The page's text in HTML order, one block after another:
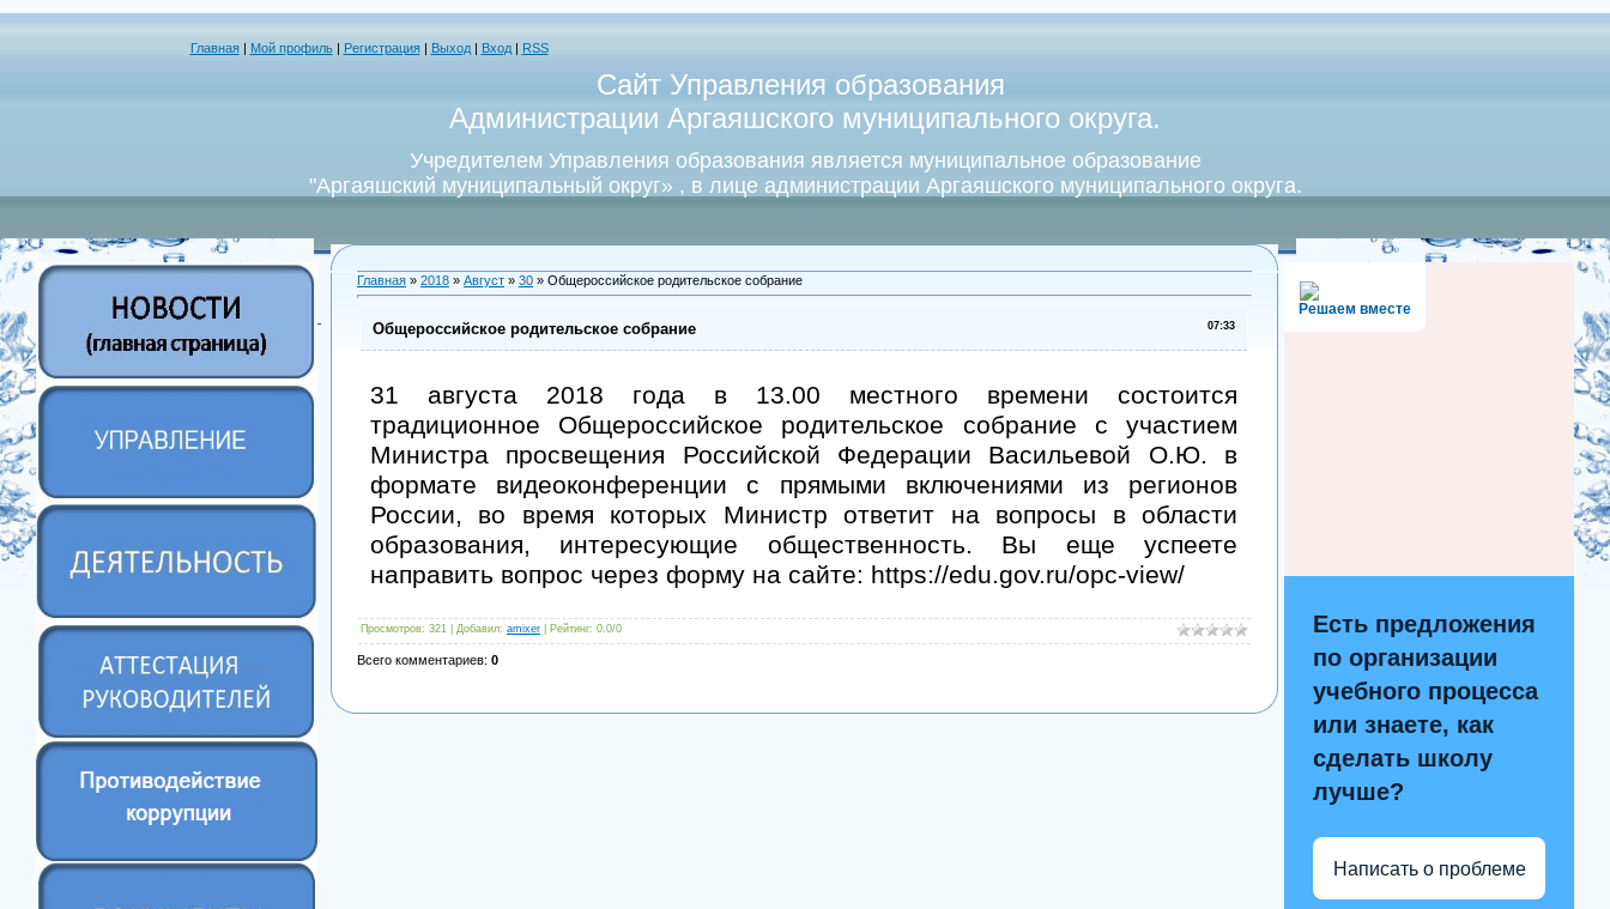
Главная| Мой профиль| Регистрация Выход| Вход RSS
Сайт Управления образования
Администрации Аргаяшского муниципального округа.
Учредителем Управления образования является муниципальное образование
"Аргаяшский муниципальный округ» , в лице администрации Аргаяшского муниципального округа.
Главная » 2018 » Август » 30 » Общероссийское родительское собрание
07:33
Общероссийское родительское собрание
31 августа 2018 года в 13.00 местного времени состоится
традиционное Общероссийское родительское собрание с участием
Министра просвещения Российской Федерации Васильевой О.Ю. в
формате видеоконференции с прямыми включениями из регионов
России, во время которых Министр ответит на вопросы в области
образования, интересующие общественность. Вы еще успеете
направить вопрос через форму на сайте: https://edu.gov.ru/opc-view/
Просмотров: 321 | Добавил: amixer Рейтинг: 0.0/0
Всего комментариев: 0
Решаем вместе
Есть предложения
по организации
учебного процесса
или знаете, как
сделать школу
лучше?
Написать о проблеме